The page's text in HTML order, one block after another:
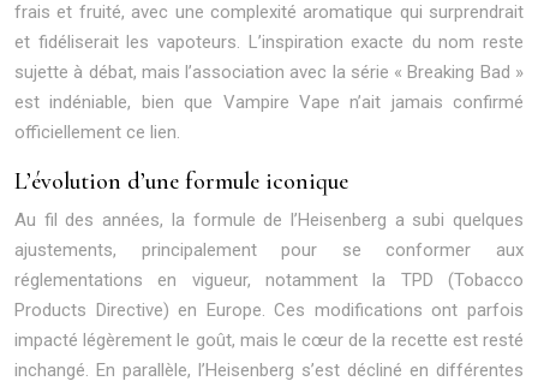
frais et fruité, avec une complexité aromatique qui surprendrait
et fidéliserait les vapoteurs. L’inspiration exacte du nom reste
sujette à débat, mais l’association avec la série « Breaking Bad »
est indéniable, bien que Vampire Vape n’ait jamais confirmé
officiellement ce lien.
L’évolution d’une formule iconique
Au fil des années, la formule de l’Heisenberg a subi quelques
ajustements, principalement pour se conformer aux
réglementations en vigueur, notamment la TPD (Tobacco
Products Directive) en Europe. Ces modifications ont parfois
impacté légèrement le goût, mais le cœur de la recette est resté
inchangé. En parallèle, l’Heisenberg s’est décliné en différentes